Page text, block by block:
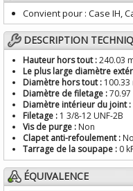
Convient pour : Case IH,
DESCRIPTION
Hauteur hors tout :240.03
Le plus large diamètre
Diamètre hors tout : 100.33
Diamètre de filetage :
Diamètre intérieur du joint :
Filetage : 1 3/8-12 UNF-2B
Vis de purge : Non
Clapet anti-refoulement :
Tarrage de la soupape : 0
ÉQUIVALENCE